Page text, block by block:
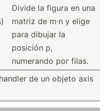
Divide la figura en una
matriz de m·n y elige
para dibujar la
posición p,
numerando por filas.
de un objeto axis